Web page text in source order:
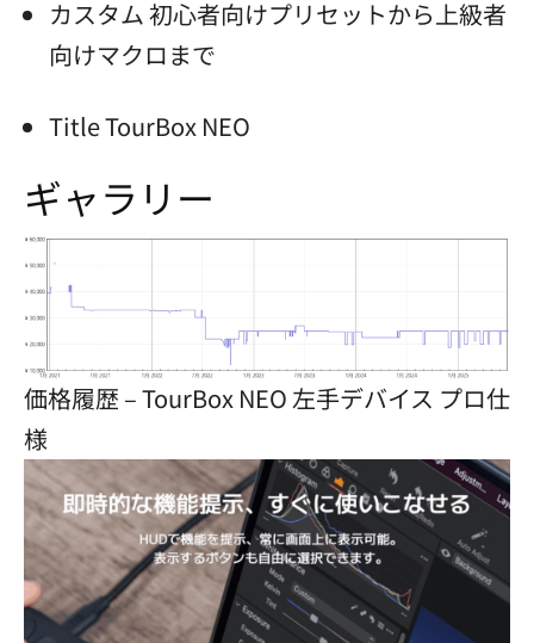
カスタム 初心者向けプリセットから上級者
向けマクロまで
Title TourBox NEO
ギャラリー
価格履歴 – TourBox NEO 左手デバイス プロ仕
様